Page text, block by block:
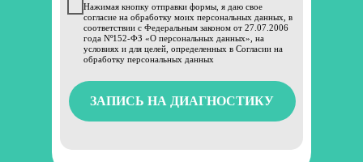
Нажимая кнопку отправки формы, я даю свое
согласие на обработку моих персональных данных, в
соответствии с Федеральным законом от 27.07.2006
года Nº152-ФЗ «О персональных данных», на
условиях и для целей, определенных в Согласии на
обработку персональных данных
ЗАПИСЬ НА ДИАГНОСТИКУ